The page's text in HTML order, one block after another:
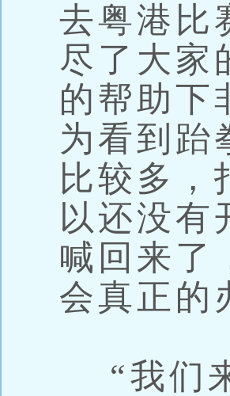
去粤港比
尽了大家
的帮助下
为看到跆
比较多，
以还没有
喊回来了
会真正的
“我们